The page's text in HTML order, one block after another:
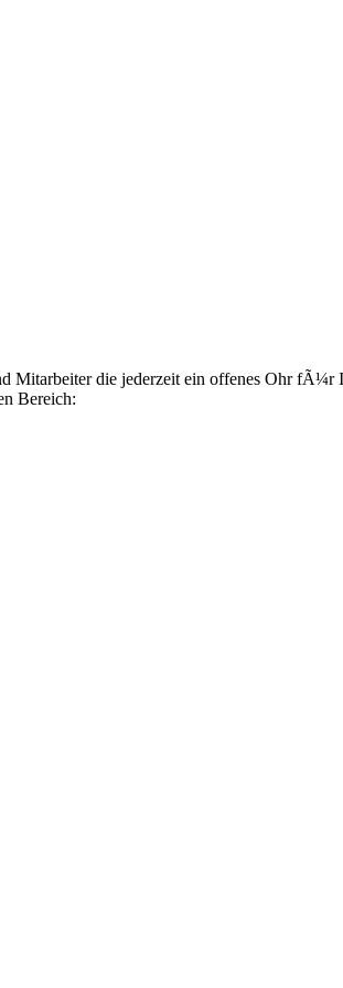
Mitarbeiter die jederzeit ein offenes Ohr fÃ¼r
Bereich: